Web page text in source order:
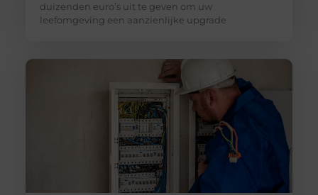
duizenden euro’s uit te geven om uw
leefomgeving een aanzienlijke upgrade